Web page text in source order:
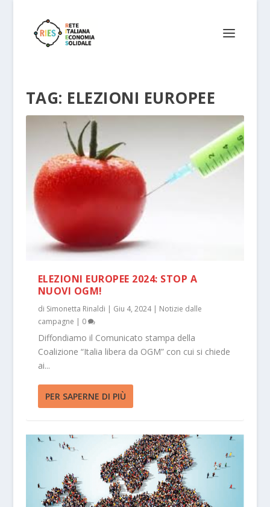
TAG: ELEZIONI EUROPEE
ELEZIONI EUROPEE 2024: STOP A
NUOVI OGM!
di Simonetta Rinaldi Giu 4, 2024| Notizie dalle
campagne
0
Diffondiamo il Comunicato stampa della
Coalizione “Italia libera da OGM” con cui si chiede
ai...
PER SAPERNE DI PIÙ